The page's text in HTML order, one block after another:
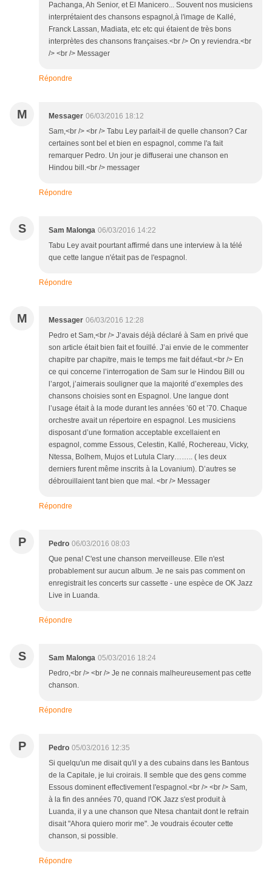
Pachanga, Ah Senior, et El Manicero... Souvent nos musiciens
interprétaient des chansons espagnol,à l'image de Kallé,
Franck Lassan, Madiata, etc etc qui étaient de très bons
interprètes des chansons françaises.<br /> On y reviendra.<br
/> <br /> Messager
Répondre
M Messager 06/03/2016 18:12
Sam,<br /> <br /> Tabu Ley parlait-il de quelle chanson? Car
certaines sont bel et bien en espagnol, comme l'a fait
remarquer Pedro. Un jour je diffuserai une chanson en
Hindou bill.<br /> messager
Répondre
S Sam Malonga 06/03/2016 14:22
Tabu Ley avait pourtant affirmé dans une interview à la télé
que cette langue n'était pas de l'espagnol.
Répondre
M Messager 06/03/2016 12:28
Pedro et Sam,<br /> J’avais déjà déclaré à Sam en privé que
son article était bien fait et fouillé. J’ai envie de le commenter
chapitre par chapitre, mais le temps me fait défaut.<br /> En
ce qui concerne l’interrogation de Sam sur le Hindou Bill ou
l’argot, j’aimerais souligner que la majorité d’exemples des
chansons choisies sont en Espagnol. Une langue dont
l’usage était à la mode durant les années ’60 et ’70. Chaque
orchestre avait un répertoire en espagnol. Les musiciens
disposant d’une formation acceptable excellaient en
espagnol, comme Essous, Celestin, Kallé, Rochereau, Vicky,
Ntessa, Bolhem, Mujos et Lutula Clary…….. ( les deux
derniers furent même inscrits à la Lovanium). D’autres se
débrouillaient tant bien que mal. <br /> Messager
Répondre
P Pedro 06/03/2016 08:03
Que pena! C'est une chanson merveilleuse. Elle n'est
probablement sur aucun album. Je ne sais pas comment on
enregistrait les concerts sur cassette - une espèce de OK Jazz
Live in Luanda.
Répondre
S Sam Malonga 05/03/2016 18:24
Pedro,<br /> <br /> Je ne connais malheureusement pas cette
chanson.
Répondre
P Pedro 05/03/2016 12:35
Si quelqu'un me disait qu'il y a des cubains dans les Bantous
de la Capitale, je lui croirais. Il semble que des gens comme
Essous dominent effectivement l'espagnol.<br /> <br /> Sam,
à la fin des années 70, quand l'OK Jazz s'est produit à
Luanda, il y a une chanson que Ntesa chantait dont le refrain
disait "Ahora quiero morir me". Je voudrais écouter cette
chanson, si possible.
Répondre